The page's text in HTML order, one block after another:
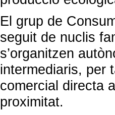
El grup de
seguit de nuclis
s’organitzen
intermediaris, per
comercial directa
proximitat.